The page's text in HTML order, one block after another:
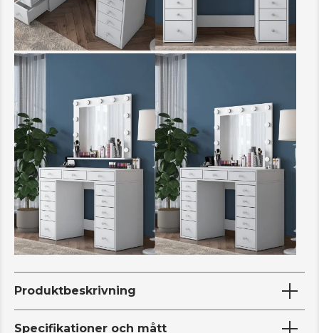
Produktbeskrivning
Specifikationer och mått